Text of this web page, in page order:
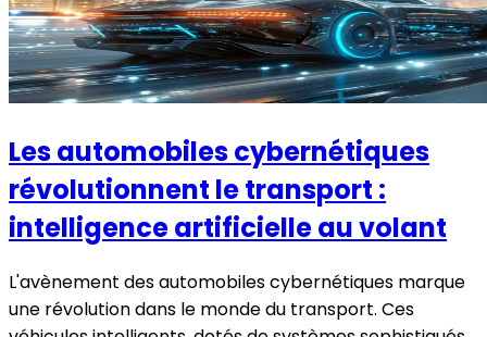
Les automobiles cybernétiques
révolutionnent le transport :
intelligence artificielle au volant
L'avènement des automobiles cybernétiques marque
une révolution dans le monde du transport. Ces